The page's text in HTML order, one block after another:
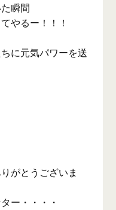
瞬間
やるー！！！
に元気パワーを送
がとうございま
ー・・・・